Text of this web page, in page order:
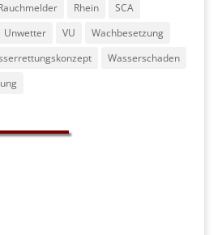
Rhein
SCA
Unwetter VU
Wachbesetzung
Wasserschaden